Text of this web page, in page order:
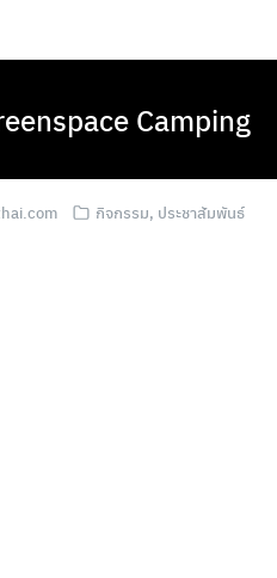
Camping
กิจกรรม, ประชาสัมพันธ์